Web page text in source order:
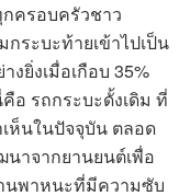
ครอบครัวชาว
กระบะท้ายเข้าไปเป็น
งยิ่งเมื่อเกือบ 35%
อ รถกระบะดั้งเดิม ที่
ห็นในปัจจุบัน ตลอด
นาจากยานยนต์เพื่อ
นพาหนะที่มีความซับ